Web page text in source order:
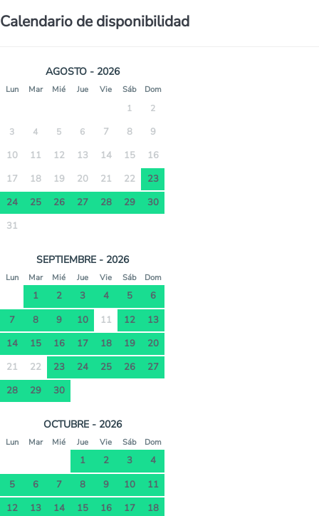
Calendario de disponibilidad
AGOSTO - 2026
Lun Mar Mié Jue Vie Sáb Dom
1 2
3 4 5 6 7 8
9
10
11 12 13 14 15
16
17
18 19 20 21 22
23
24
25 26 27 28 29
30
31
SEPTIEMBRE - 2026
Lun Mar Mié Jue Vie Sáb Dom
1 2 3 4 5
6
7
8 9 10 11 12
13
14
15 16 17 18 19
20
21
22 23 24 25 26
27
28
29 30
OCTUBRE - 2026
Lun Mar Mié Jue Vie Sáb Dom
1 2 3
4
5
6 7 8 9 10
11
12
13 14 15 16 17 18